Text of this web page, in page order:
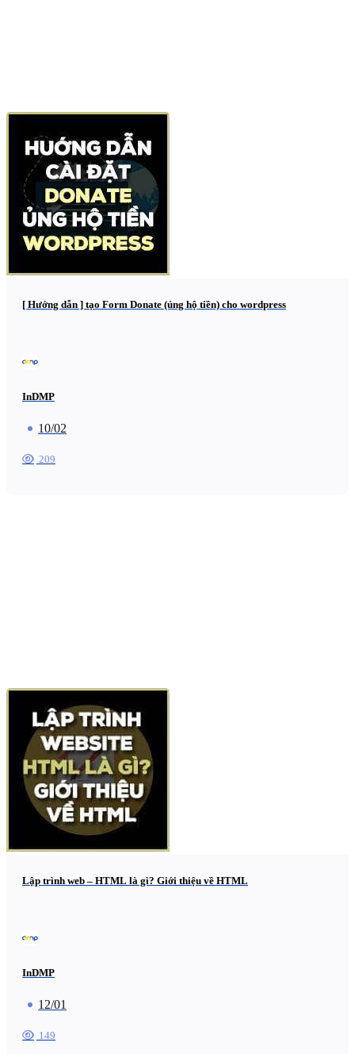
[ Hướng dẫn ] tạo Form Donate (ủng hộ tiền) cho wordpress
InDMP
10/02
209
Lập trình web – HTML là gì? Giới thiệu về HTML
InDMP
12/01
149